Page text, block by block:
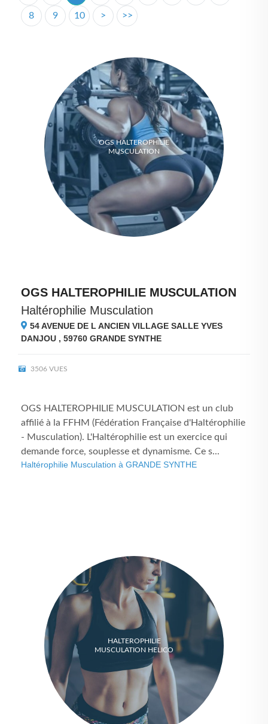
8 9 10 > >>
OGS HALTEROPHILIE
MUSCULATION
OGS HALTEROPHILIE MUSCULATION
Haltérophilie Musculation
54 AVENUE DE L ANCIEN VILLAGE SALLE YVES
DANJOU , 59760 GRANDE SYNTHE
3506 VUES
OGS HALTEROPHILIE MUSCULATION est un club
affilié à la FFHM (Fédération Française d'Haltérophilie
- Musculation). L'Haltérophilie est un exercice qui
demande force, souplesse et dynamisme. Ce s...
Haltérophilie Musculation à GRANDE SYNTHE
HALTEROPHILIE
MUSCULATION HELICO